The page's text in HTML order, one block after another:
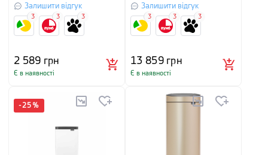
Залишити відгук
2 589 грн
Є в наявності
3 3 3
Залишити відгук
13 859грн
Є в наявності
3 3 3
-25 %